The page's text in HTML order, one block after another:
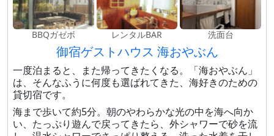
BBQガゼボ レンタルBAR 洗面台
御宿ゲストハウス 海おやぶん
一度泊まると、また帰ってきたくなる。「海おやぶん」
は、そんなふうに何度も選ばれてきた、海好きのための
貸切宿です。
海まで歩いて約5分。朝のやわらかな光の中を海へ向か
い、たっぷり遊んで戻ってきたら、外シャワーで砂を流